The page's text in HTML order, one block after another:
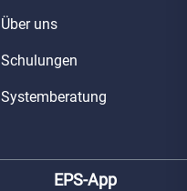
Über uns
Schulungen
Systemberatung
EPS-App